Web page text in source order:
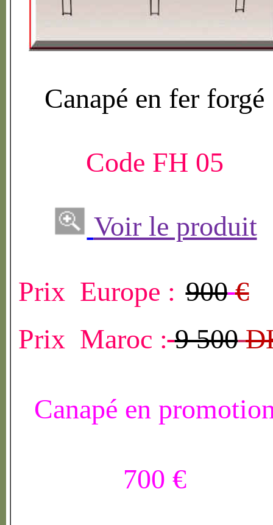
Canapé en fer forgé
Code FH 05
Voir le produit
Prix Europe : 900 €
Prix Maroc : 9 500
Canapé en
700 €